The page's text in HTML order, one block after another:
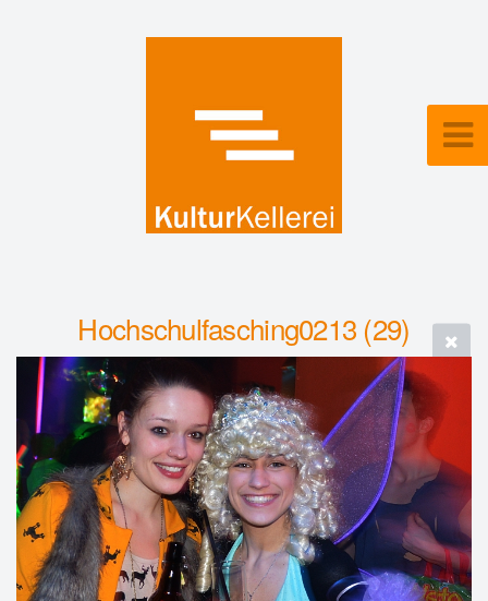
Hochschulfasching0213 (29)